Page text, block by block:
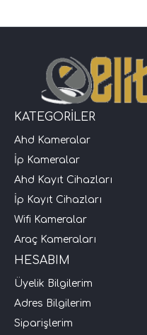
KATEGORİLER
Ahd Kameralar
İp Kameralar
Ahd Kayıt Cihazları
İp Kayıt Cihazları
Wifi Kameralar
Araç Kameraları
HESABIM
Üyelik Bilgilerim
Adres Bilgilerim
Siparişlerim